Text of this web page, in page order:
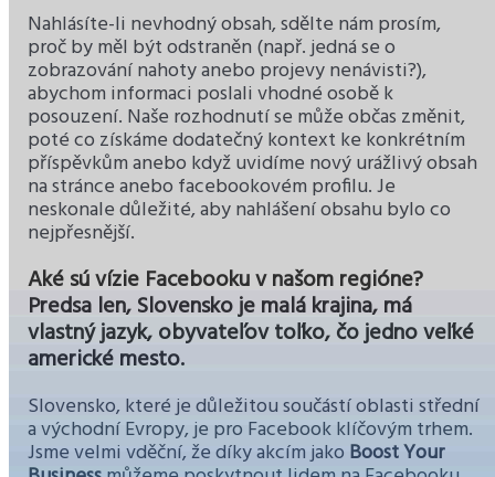
Nahlásíte-li nevhodný obsah, sdělte nám prosím,
proč by měl být odstraněn (např. jedná se o
zobrazování nahoty anebo projevy nenávisti?),
abychom informaci poslali vhodné osobě k
posouzení. Naše rozhodnutí se může občas změnit,
poté co získáme dodatečný kontext ke konkrétním
příspěvkům anebo když uvidíme nový urážlivý obsah
na stránce anebo facebookovém profilu. Je
neskonale důležité, aby nahlášení obsahu bylo co
nejpřesnější.
Aké sú vízie Facebooku v našom regióne?
Predsa len, Slovensko je malá krajina, má
vlastný jazyk, obyvateľov toľko, čo jedno veľké
americké mesto.
Slovensko, které je důležitou součástí oblasti střední
a východní Evropy, je pro Facebook klíčovým trhem.
Jsme velmi vděční, že díky akcím jako Boost Your